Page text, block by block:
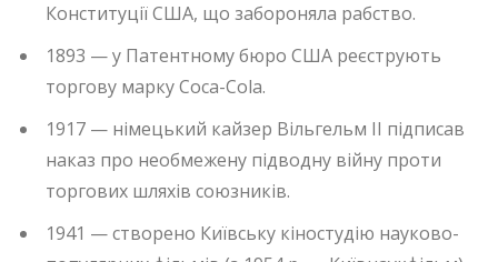
Конституції США, що забороняла рабство.
1893 — у Патентному бюро США реєструють
торгову марку Coca-Cola.
1917 — німецький кайзер Вільгельм II підписав
наказ про необмежену підводну війну проти
торгових шляхів союзників.
1941 — створено Київську кіностудію науково-